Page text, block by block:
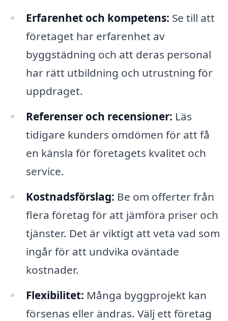
Erfarenhet och kompetens: Se till att
företaget har erfarenhet av
byggstädning och att deras personal
har rätt utbildning och utrustning för
uppdraget.
Referenser och recensioner: Läs
tidigare kunders omdömen för att få
en känsla för företagets kvalitet och
service.
Kostnadsförslag: Be om offerter från
flera företag för att jämföra priser och
tjänster. Det är viktigt att veta vad som
ingår för att undvika oväntade
kostnader.
Flexibilitet: Många byggprojekt kan
försenas eller ändras. Välj ett företag